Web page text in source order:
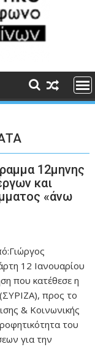
12μηνης
και
«άνω
12 Ιανουαρίου
που κατέθεσε η
προς το
& Κοινωνικής
του
για την